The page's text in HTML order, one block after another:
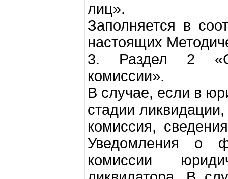
лиц».
Заполняется в
настоящих
3. Раздел 2
комиссии».
В случае, если в
стадии
комиссия,
Уведомления о
комиссии